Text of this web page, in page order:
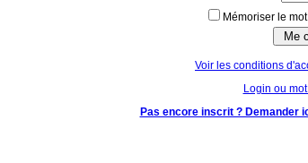
Mémoriser le
Voir les conditions
Login ou
Pas encore inscrit ? Demander